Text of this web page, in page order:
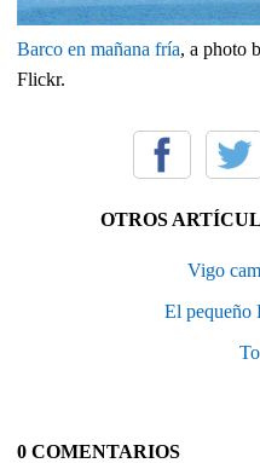
Barco en mañana fría, a photo
Flickr.
OTROS
Vigo
El pequeño
0 COMENTARIOS